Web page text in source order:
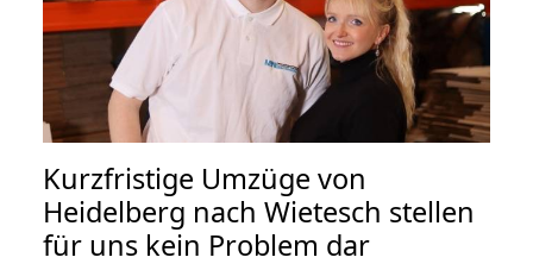
Kurzfristige Umzüge von
Heidelberg nach Wietesch stellen
für uns kein Problem dar